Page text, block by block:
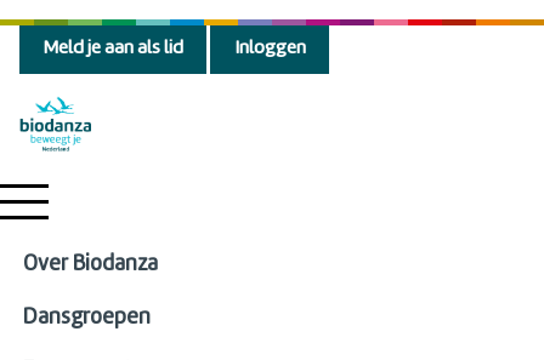
Meld je aan als lid Inloggen
Over Biodanza
Dansgroepen